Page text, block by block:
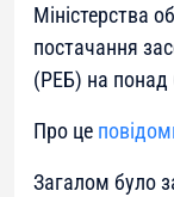
Міністерства
постачання
(РЕБ) на понад
Про це
Загалом було